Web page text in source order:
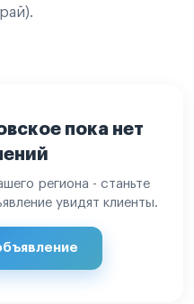
пока нет
региона - станьте
увидят клиенты.